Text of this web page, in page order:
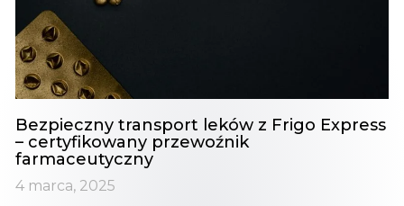
Bezpieczny transport leków z Frigo Express
– certyfikowany przewoźnik
farmaceutyczny
4 marca, 2025